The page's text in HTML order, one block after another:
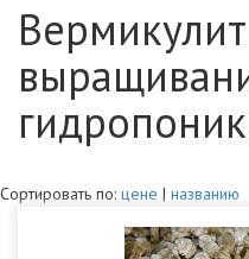
Сортировать по: цене | названию